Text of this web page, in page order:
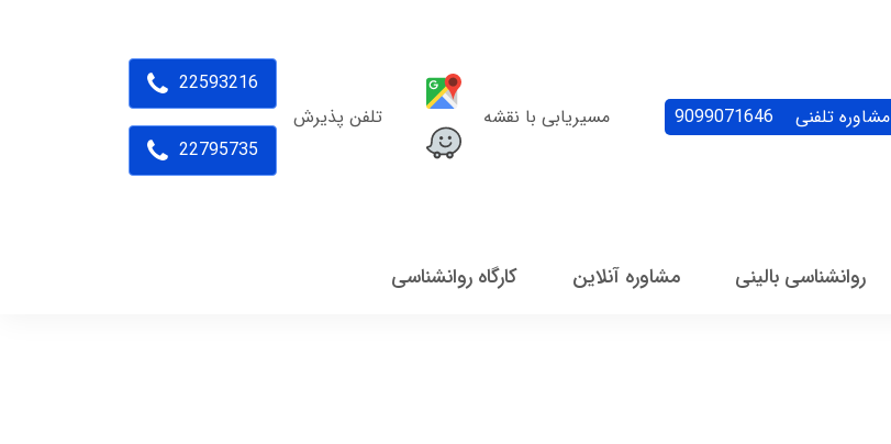
مشاوره تلفنی 9099071646 مسیریابی با نقشه تلفن پذیرش
22593216
22795735
روانشناسی بالینی مشاوره آنلاین کارگاه روانشناسی